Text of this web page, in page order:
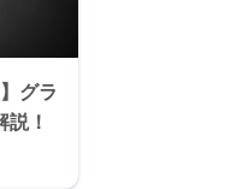
グラ
！